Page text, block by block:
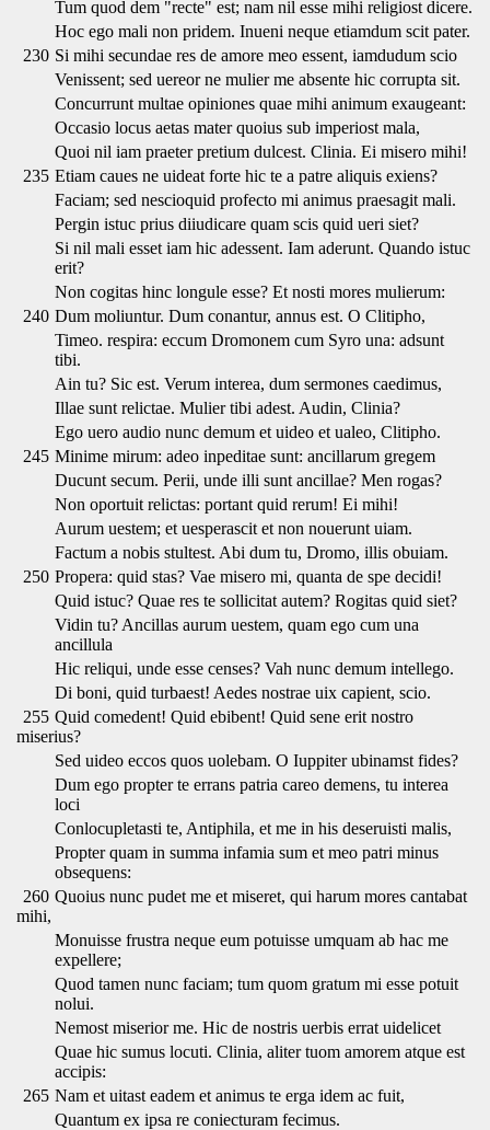
Tum quod dem "recte" est; nam nil esse mihi religiost dicere.
Hoc ego mali non pridem. Inueni neque etiamdum scit pater.
230 Si mihi secundae res de amore meo essent, iamdudum scio
Venissent; sed uereor ne mulier me absente hic corrupta sit.
Concurrunt multae opiniones quae mihi animum exaugeant:
Occasio locus aetas mater quoius sub imperiost mala,
Quoi nil iam praeter pretium dulcest. Clinia. Ei misero mihi!
235 Etiam caues ne uideat forte hic te a patre aliquis exiens?
Faciam; sed nescioquid profecto mi animus praesagit mali.
Pergin istuc prius diiudicare quam scis quid ueri siet?
Si nil mali esset iam hic adessent. Iam aderunt. Quando istuc
erit?
Non cogitas hinc longule esse? Et nosti mores mulierum:
240 Dum moliuntur. Dum conantur, annus est. O Clitipho,
Timeo. respira: eccum Dromonem cum Syro una: adsunt
tibi.
Ain tu? Sic est. Verum interea, dum sermones caedimus,
Illae sunt relictae. Mulier tibi adest. Audin, Clinia?
Ego uero audio nunc demum et uideo et ualeo, Clitipho.
245 Minime mirum: adeo inpeditae sunt: ancillarum gregem
Ducunt secum. Perii, unde illi sunt ancillae? Men rogas?
Non oportuit relictas: portant quid rerum! Ei mihi!
Aurum uestem; et uesperascit et non nouerunt uiam.
Factum a nobis stultest. Abi dum tu, Dromo, illis obuiam.
250 Propera: quid stas? Vae misero mi, quanta de spe decidi!
Quid istuc? Quae res te sollicitat autem? Rogitas quid siet?
Vidin tu? Ancillas aurum uestem, quam ego cum una
ancillula
Hic reliqui, unde esse censes? Vah nunc demum intellego.
Di boni, quid turbaest! Aedes nostrae uix capient, scio.
255 Quid comedent! Quid ebibent! Quid sene erit nostro
miserius?
Sed uideo eccos quos uolebam. O Iuppiter ubinamst fides?
Dum ego propter te errans patria careo demens, tu interea
loci
Conlocupletasti te, Antiphila, et me in his deseruisti malis,
Propter quam in summa infamia sum et meo patri minus
obsequens:
260 Quoius nunc pudet me et miseret, qui harum mores cantabat
mihi,
Monuisse frustra neque eum potuisse umquam ab hac me
expellere;
Quod tamen nunc faciam; tum quom gratum mi esse potuit
nolui.
Nemost miserior me. Hic de nostris uerbis errat uidelicet
Quae hic sumus locuti. Clinia, aliter tuom amorem atque est
accipis:
265 Nam et uitast eadem et animus te erga idem ac fuit,
Quantum ex ipsa re coniecturam fecimus.